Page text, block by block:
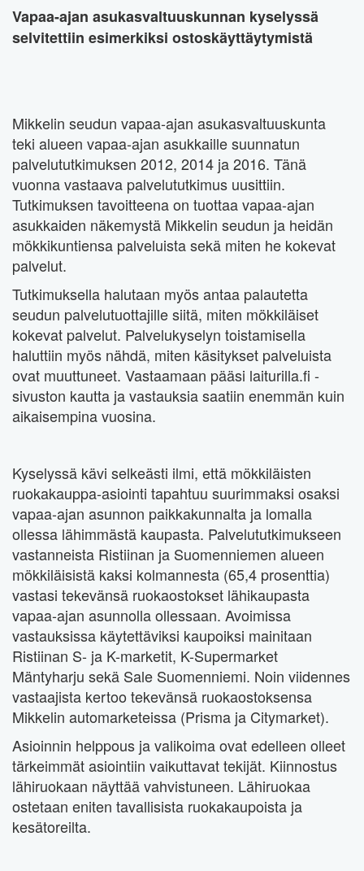
Vapaa-ajan asukasvaltuuskunnan kyselyssä
selvitettiin esimerkiksi ostoskäyttäytymistä
Mikkelin seudun vapaa-ajan asukasvaltuuskunta
teki alueen vapaa-ajan asukkaille suunnatun
palvelututkimuksen 2012, 2014 ja 2016. Tänä
vuonna vastaava palvelututkimus uusittiin.
Tutkimuksen tavoitteena on tuottaa vapaa-ajan
asukkaiden näkemystä Mikkelin seudun ja heidän
mökkikuntiensa palveluista sekä miten he kokevat
palvelut.
Tutkimuksella halutaan myös antaa palautetta
seudun palvelutuottajille siitä, miten mökkiläiset
kokevat palvelut. Palvelukyselyn toistamisella
haluttiin myös nähdä, miten käsitykset palveluista
ovat muuttuneet. Vastaamaan pääsi laiturilla.fi -
sivuston kautta ja vastauksia saatiin enemmän kuin
aikaisempina vuosina.
Kyselyssä kävi selkeästi ilmi, että mökkiläisten
ruokakauppa-asiointi tapahtuu suurimmaksi osaksi
vapaa-ajan asunnon paikkakunnalta ja lomalla
ollessa lähimmästä kaupasta. Palvelututkimukseen
vastanneista Ristiinan ja Suomenniemen alueen
mökkiläisistä kaksi kolmannesta (65,4 prosenttia)
vastasi tekevänsä ruokaostokset lähikaupasta
vapaa-ajan asunnolla ollessaan. Avoimissa
vastauksissa käytettäviksi kaupoiksi mainitaan
Ristiinan S- ja K-marketit, K-Supermarket
Mäntyharju sekä Sale Suomenniemi. Noin viidennes
vastaajista kertoo tekevänsä ruokaostoksensa
Mikkelin automarketeissa (Prisma ja Citymarket).
Asioinnin helppous ja valikoima ovat edelleen olleet
tärkeimmät asiointiin vaikuttavat tekijät. Kiinnostus
lähiruokaan näyttää vahvistuneen. Lähiruokaa
ostetaan eniten tavallisista ruokakaupoista ja
kesätoreilta.